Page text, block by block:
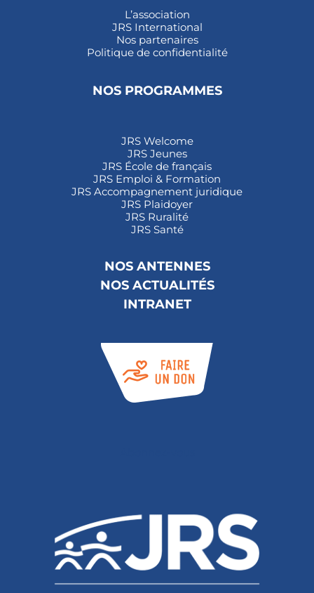
L’association
JRS International
Nos partenaires
Politique de confidentialité
NOS PROGRAMMES
JRS Welcome
JRS Jeunes
JRS École de français
JRS Emploi & Formation
JRS Accompagnement juridique
JRS Plaidoyer
JRS Ruralité
JRS Santé
NOS ANTENNES
NOS ACTUALITÉS
INTRANET